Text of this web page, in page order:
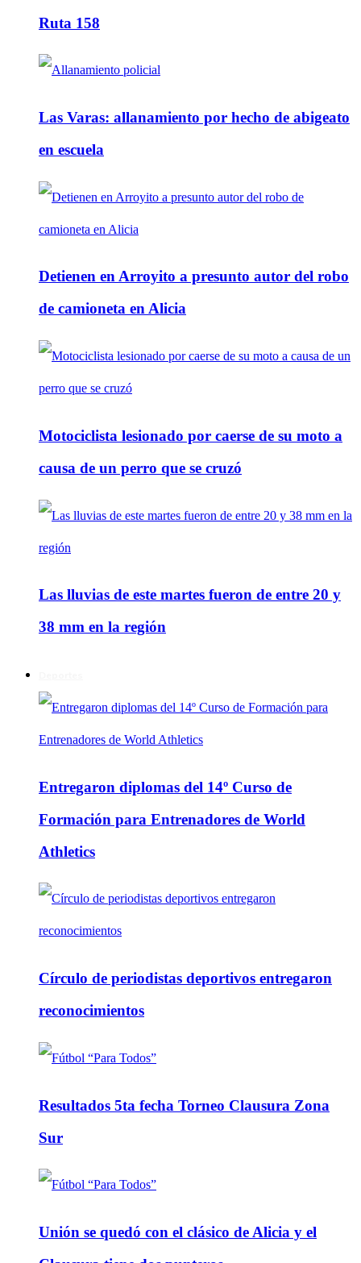
Ruta 158
Las Varas: allanamiento por hecho de abigeato
en escuela
Detienen en Arroyito a presunto autor del robo
de camioneta en Alicia
Motociclista lesionado por caerse de su moto a
causa de un perro que se cruzó
Las lluvias de este martes fueron de entre 20 y
38 mm en la región
Entregaron diplomas del 14º Curso de
Formación para Entrenadores de World
Athletics
Círculo de periodistas deportivos entregaron
reconocimientos
Resultados 5ta fecha Torneo Clausura Zona
Sur
Unión se quedó con el clásico de Alicia y el